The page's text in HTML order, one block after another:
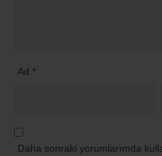
Ad *
Daha sonraki yorumlarımda